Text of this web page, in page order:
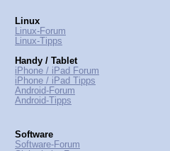
Linux
Linux-Forum
Linux-Tipps
Handy / Tablet
iPhone / iPad Forum
iPhone / iPad Tipps
Android-Forum
Android-Tipps
Software
Software-Forum